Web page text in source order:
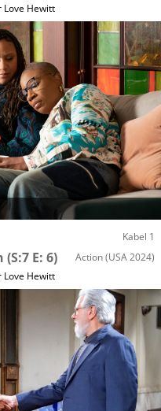
Love Hewitt
Kabel 1
(S:7 E: 6) Action(USA 2024)
Love Hewitt